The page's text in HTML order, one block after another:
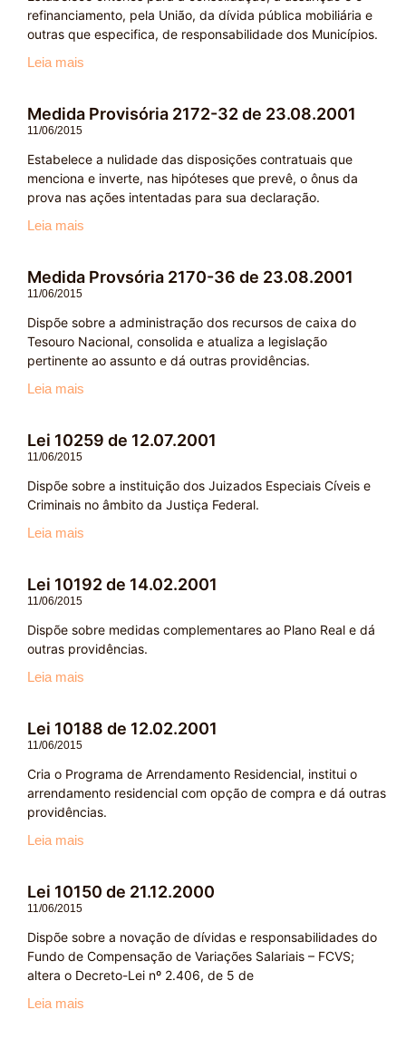
refinanciamento, pela União, da dívida pública mobiliária e
outras que especifica, de responsabilidade dos Municípios.
Leia mais
Medida Provisória 2172-32 de 23.08.2001
11/06/2015
Estabelece a nulidade das disposições contratuais que
menciona e inverte, nas hipóteses que prevê, o ônus da
prova nas ações intentadas para sua declaração.
Leia mais
Medida Provsória 2170-36 de 23.08.2001
11/06/2015
Dispõe sobre a administração dos recursos de caixa do
Tesouro Nacional, consolida e atualiza a legislação
pertinente ao assunto e dá outras providências.
Leia mais
Lei 10259 de 12.07.2001
11/06/2015
Dispõe sobre a instituição dos Juizados Especiais Cíveis e
Criminais no âmbito da Justiça Federal.
Leia mais
Lei 10192 de 14.02.2001
11/06/2015
Dispõe sobre medidas complementares ao Plano Real e dá
outras providências.
Leia mais
Lei 10188 de 12.02.2001
11/06/2015
Cria o Programa de Arrendamento Residencial, institui o
arrendamento residencial com opção de compra e dá outras
providências.
Leia mais
Lei 10150 de 21.12.2000
11/06/2015
Dispõe sobre a novação de dívidas e responsabilidades do
Fundo de Compensação de Variações Salariais – FCVS;
altera o Decreto-Lei nº 2.406, de 5 de
Leia mais